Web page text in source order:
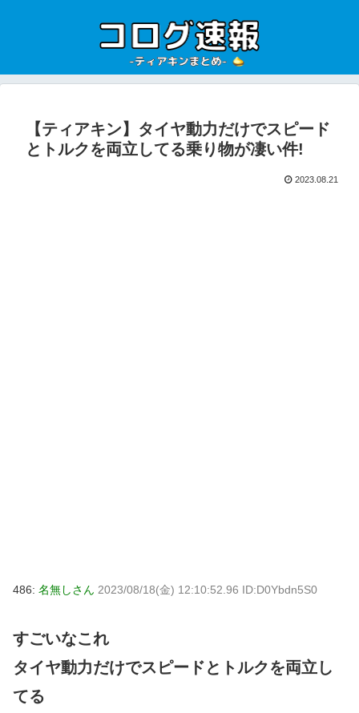
【ティアキン】タイヤ動力だけでスピード
とトルクを両立してる乗り物が凄い件!
2023.08.21
486: 名無しさん 2023/08/18(金) 12:10:52.96 ID:D0Ybdn5S0
すごいなこれ
タイヤ動力だけでスピードとトルクを両立し
てる